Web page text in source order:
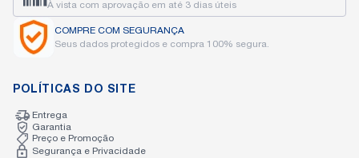
À vista com aprovação em até 3 dias úteis
COMPRE COM SEGURANÇA
Seus dados protegidos e compra 100% segura.
POLÍTICAS DO SITE
Entrega
Garantia
Preço e Promoção
Segurança e Privacidade